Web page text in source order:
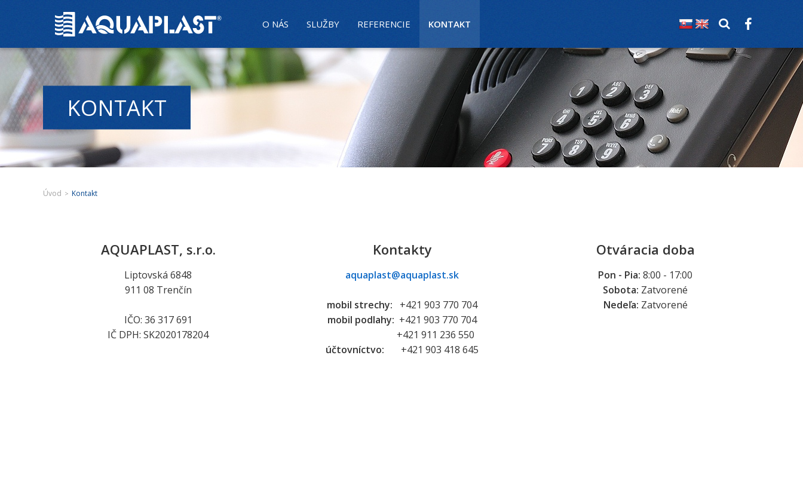
O NÁS SLUŽBY REFERENCIE KONTAKT
KONTAKT
Úvod > Kontakt
AQUAPLAST, s.r.o.
Liptovská 6848
911 08 Trenčín
IČO: 36 317 691
IČ DPH: SK2020178204
Kontakty
aquaplast@aquaplast.sk
mobil strechy: +421 903 770 704
mobil podlahy: +421 903 770 704
+421 911 236 550
účtovníctvo: +421 903 418 645
Otváracia doba
Pon - Pia: 8:00 - 17:00
Sobota: Zatvorené
Nedeľa: Zatvorené